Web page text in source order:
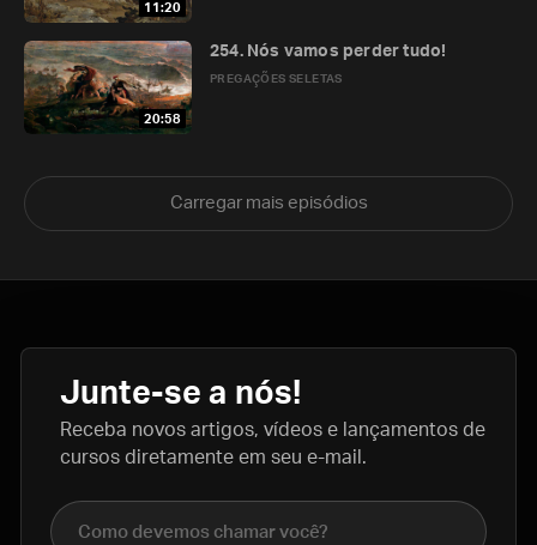
11:20
20:58
PREGAÇÕES SELETAS
254. Nós vamos perder tudo!
Carregar mais episódios
Junte-se a nós!
Receba novos artigos, vídeos e lançamentos de
cursos diretamente em seu e-mail.
Nome completo